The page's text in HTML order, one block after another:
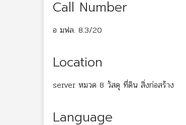
Call Number
อ มฟล. 8.3/20
Location
server หมวด 8 วัสดุ ที่ดิน สิ่งก่อสร้าง
Language